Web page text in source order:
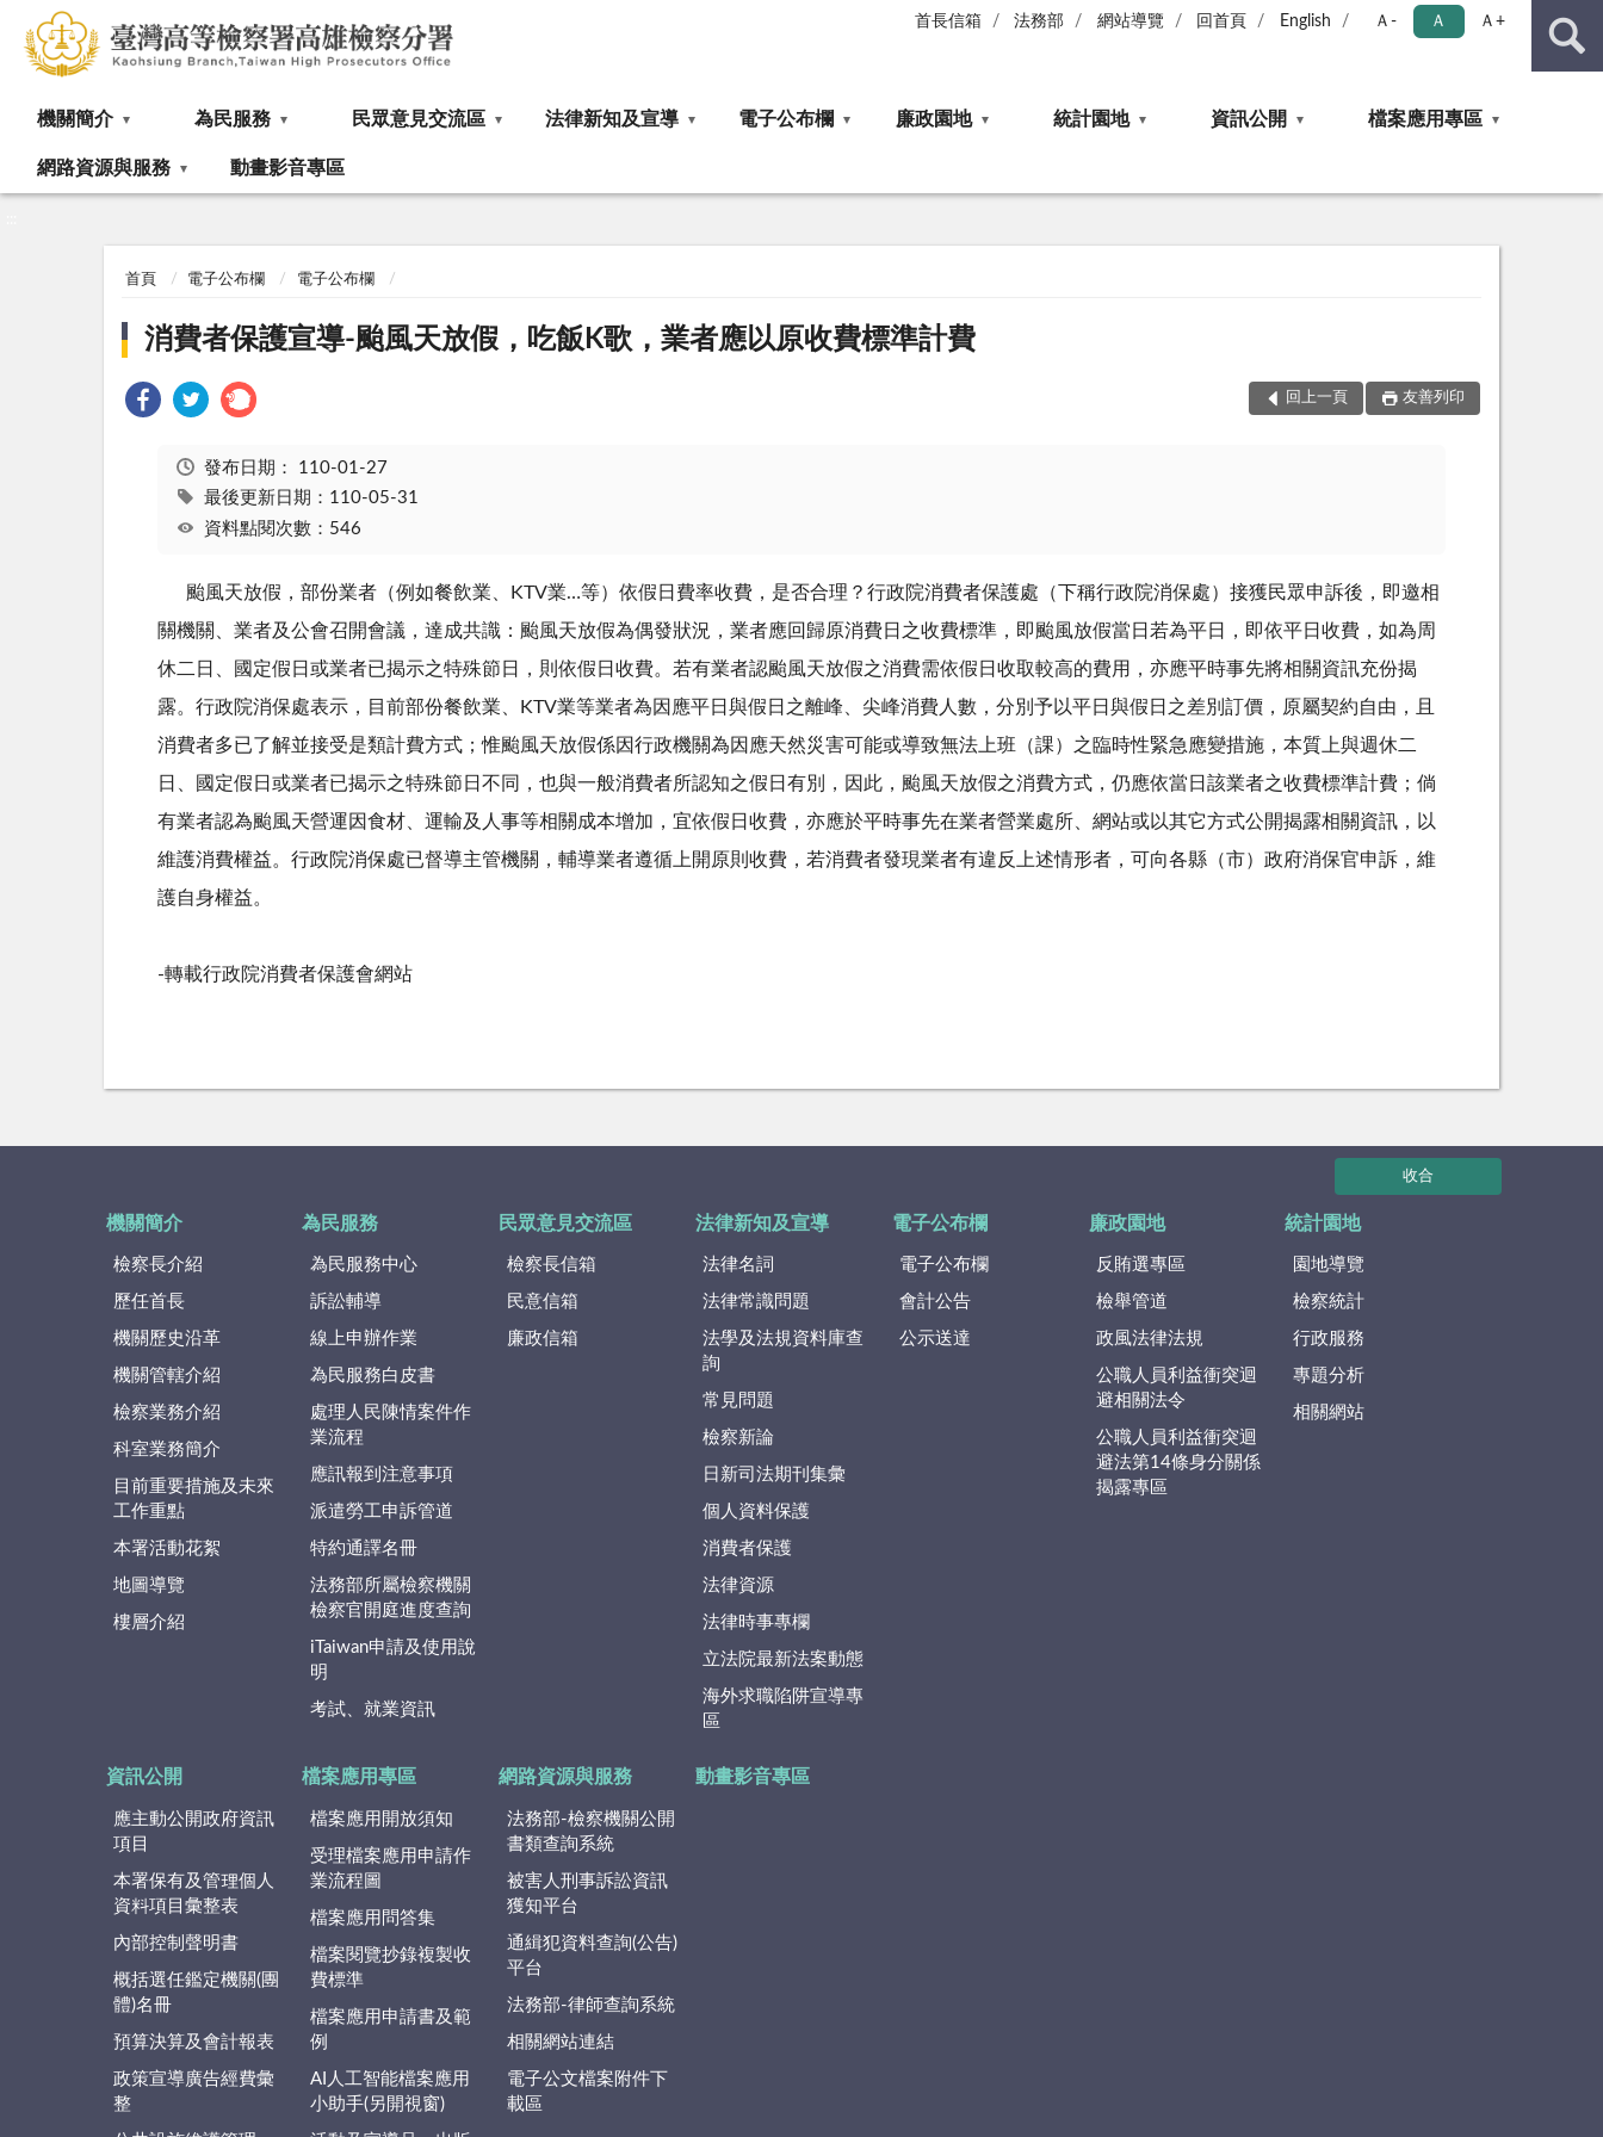
首長信箱 法務部 網站導覽 回首頁 English Ａ- Ａ Ａ+
機關簡介 為民服務 民眾意見交流區 法律新知及宣導 電子公布欄 廉政園地 統計園地 資訊公開 檔案應用專區
網路資源與服務 動畫影音專區
首頁 電子公布欄 電子公布欄
消費者保護宣導-颱風天放假，吃飯K歌，業者應以原收費標準計費
回上一頁 友善列印
發布日期： 110-01-27
最後更新日期：110-05-31
資料點閱次數：546
颱風天放假，部份業者（例如餐飲業、 KTV業…等）依假日費率收費，是否合理？行政院消費者保護處（下稱行政院消保處）接獲民眾申訴後，即邀相
關機關、業者及公會召開會議，達成共識：颱風天放假為偶發狀況，業者應回歸原消費日之收費標準，即颱風放假當日若為平日，即依平日收費，如為周
休二日、國定假日或業者已揭示之特殊節日，則依假日收費。若有業者認颱風天放假之消費需依假日收取較高的費用，亦應平時事先將相關資訊充份揭
露。行政院消保處表示，目前部份餐飲業、
KTV業等業者為因應平日與假日之離峰、尖峰消費人數，分別予以平日與假日之差別訂價，原屬契約自由，且
消費者多已了解並接受是類計費方式；惟颱風天放假係因行政機關為因應天然災害可能或導致無法上班（課）之臨時性緊急應變措施，本質上與週休二
日、國定假日或業者已揭示之特殊節日不同，也與一般消費者所認知之假日有別，因此，颱風天放假之消費方式，仍應依當日該業者之收費標準計費；倘
有業者認為颱風天營運因食材、運輸及人事等相關成本增加，宜依假日收費，亦應於平時事先在業者營業處所、網站或以其它方式公開揭露相關資訊，以
維護消費權益。行政院消保處已督導主管機關，輔導業者遵循上開原則收費，若消費者發現業者有違反上述情形者，可向各縣（市）政府消保官申訴，維
護自身權益。
-轉載行政院消費者保護會網站
收合
機關簡介
檢察長介紹
歷任首長
機關歷史沿革
機關管轄介紹
檢察業務介紹
科室業務簡介
目前重要措施及未來
工作重點
本署活動花絮
地圖導覽
樓層介紹
為民服務
為民服務中心
訴訟輔導
線上申辦作業
為民服務白皮書
處理人民陳情案件作
業流程
應訊報到注意事項
派遣勞工申訴管道
特約通譯名冊
法務部所屬檢察機關
檢察官開庭進度查詢
iTaiwan申請及使用說
明
考試、就業資訊
民眾意見交流區
檢察長信箱
民意信箱
廉政信箱
法律新知及宣導
法律名詞
法律常識問題
法學及法規資料庫查
詢
常見問題
檢察新論
日新司法期刊集彙
個人資料保護
消費者保護
法律資源
法律時事專欄
立法院最新法案動態
海外求職陷阱宣導專
區
電子公布欄
電子公布欄
會計公告
公示送達
廉政園地
反賄選專區
檢舉管道
政風法律法規
公職人員利益衝突迴
避相關法令
公職人員利益衝突迴
避法第14條身分關係
揭露專區
統計園地
園地導覽
檢察統計
行政服務
專題分析
相關網站
資訊公開
應主動公開政府資訊
項目
本署保有及管理個人
資料項目彙整表
內部控制聲明書
概括選任鑑定機關(團
體)名冊
預算決算及會計報表
政策宣導廣告經費彙
整
檔案應用專區
檔案應用開放須知
受理檔案應用申請作
業流程圖
檔案應用問答集
檔案閱覽抄錄複製收
費標準
檔案應用申請書及範
例
AI人工智能檔案應用
小助手(另開視窗)
網路資源與服務
法務部-檢察機關公開
書類查詢系統
被害人刑事訴訟資訊
獲知平台
通緝犯資料查詢(公告)
平台
法務部-律師查詢系統
相關網站連結
電子公文檔案附件下
載區
動畫影音專區